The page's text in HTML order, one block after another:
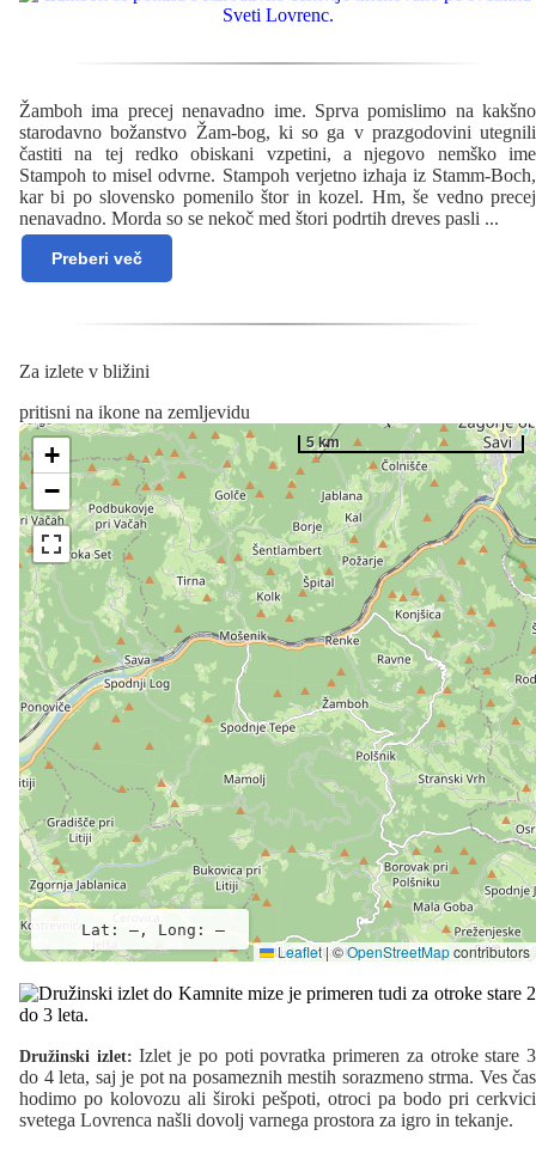
Žamboh ima precej nenavadno ime. Sprva pomislimo na kakšno
starodavno božanstvo Žam-bog, ki so ga v prazgodovini utegnili
častiti na tej redko obiskani vzpetini, a njegovo nemško ime
Stampoh to misel odvrne. Stampoh verjetno izhaja iz Stamm-Boch,
kar bi po slovensko pomenilo štor in kozel. Hm, še vedno precej
nenavadno. Morda so se nekoč med štori podrtih dreves pasli ...
Preberi več
Za izlete v bližini
pritisni na ikone na zemljevidu
+
−
5 km
Lat: –, Long: –
Leaflet|©OpenStreetMapcontributors
Družinski izlet: Izlet je po poti povratka primeren za otroke stare 3
do 4 leta, saj je pot na posameznih mestih sorazmeno strma. Ves čas
hodimo po kolovozu ali široki pešpoti, otroci pa bodo pri cerkvici
svetega Lovrenca našli dovolj varnega prostora za igro in tekanje.